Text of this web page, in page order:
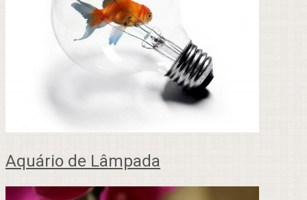
Aquário de Lâmpada